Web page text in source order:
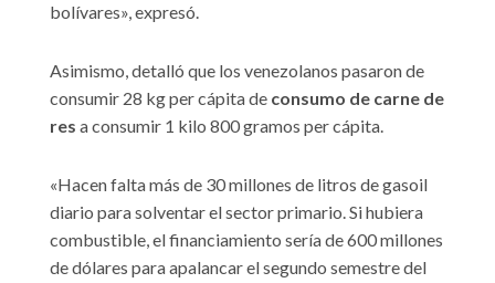
bolívares», expresó.
Asimismo, detalló que los venezolanos pasaron de
consumir 28 kg per cápita de consumo de carne de
res a consumir 1 kilo 800 gramos per cápita.
«Hacen falta más de 30 millones de litros de gasoil
diario para solventar el sector primario. Si hubiera
combustible, el financiamiento sería de 600 millones
de dólares para apalancar el segundo semestre del